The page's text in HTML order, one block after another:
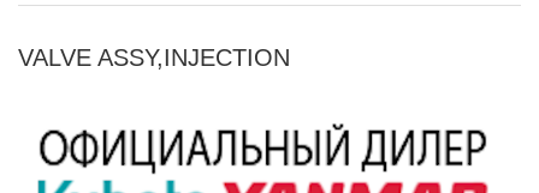
VALVE ASSY,INJECTION